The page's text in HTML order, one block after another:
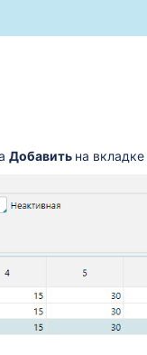
Добавить на вкладке